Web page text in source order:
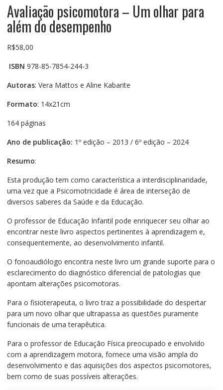
Avaliação psicomotora – Um olhar para
além do desempenho
R$58,00
ISBN 978-85-7854-244-3
Autoras: Vera Mattos e Aline Kabarite
Formato: 14x21cm
164 páginas
Ano de publicação: 1º edição – 2013 / 6º edição – 2024
Resumo:
Esta produção tem como característica a interdisciplinaridade,
uma vez que a Psicomotricidade é área de interseção de
diversos saberes da Saúde e da Educação.
O professor de Educação Infantil pode enriquecer seu olhar ao
encontrar neste livro aspectos pertinentes à aprendizagem e,
consequentemente, ao desenvolvimento infantil.
O fonoaudiólogo encontra neste livro um grande suporte para o
esclarecimento do diagnóstico diferencial de patologias que
apontam alterações psicomotoras.
Para o fisioterapeuta, o livro traz a possibilidade do despertar
para um novo olhar que ultrapassa as questões puramente
funcionais de uma terapêutica.
Para o professor de Educação Física preocupado e envolvido
com a aprendizagem motora, fornece uma visão ampla do
desenvolvimento e das aquisições dos aspectos psicomotores,
bem como de suas possíveis alterações.